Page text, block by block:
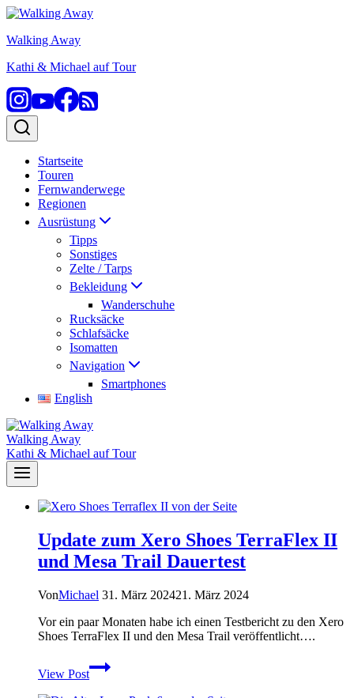
Zum
springen
Walking Away
Kathi & Michael auf Tour
Startseite
Touren
Fernwanderwege
Regionen
Ausrüstung
Tipps
Sonstiges
Zelte / Tarps
Bekleidung
Wanderschuhe
Rucksäcke
Schlafsäcke
Isomatten
Navigation
Smartphones
English
Walking Away
Kathi & Michael auf Tour
Update zum Xero Shoes TerraFlex II
und Mesa Trail Dauertest
VonMichael 31. März 202421. März 2024
Vor ein paar Monaten habe ich einen Testbericht zu den Xero
Shoes TerraFlex II und den Mesa Trail veröffentlicht….
View Post
Update
zum